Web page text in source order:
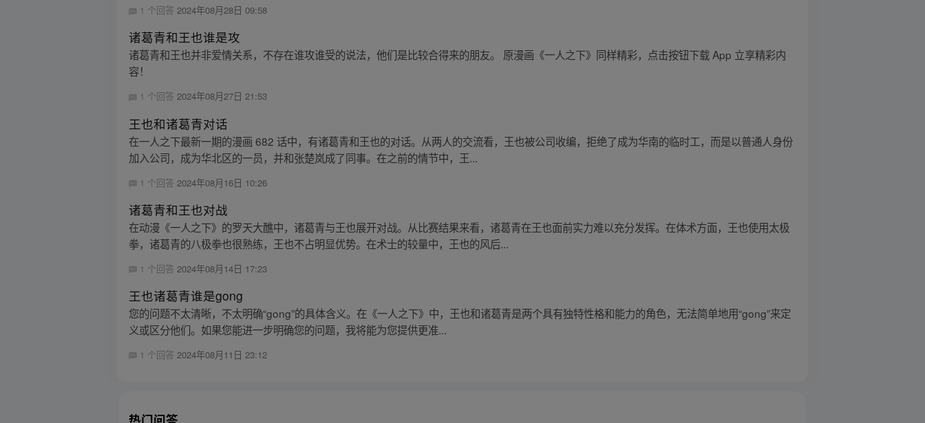
1 个回答2024年08月28日 09:58
诸葛青和王也谁是攻
诸葛青和王也并非爱情关系，不存在谁攻谁受的说法，他们是比较合得来的朋友。 原漫画《一人之下》同样精彩，点击按钮下载 App 立享精彩内
容！
1 个回答2024年08月27日 21:53
王也和诸葛青对话
在一人之下最新一期的漫画 682 话中，有诸葛青和王也的对话。从两人的交流看，王也被公司收编，拒绝了成为华南的临时工，而是以普通人身份
加入公司，成为华北区的一员，并和张楚岚成了同事。在之前的情节中，王...
1 个回答 2024年08月16日 10:26
诸葛青和王也对战
在动漫《一人之下》的罗天大醮中，诸葛青与王也展开对战。从比赛结果来看，诸葛青在王也面前实力难以充分发挥。在体术方面，王也使用太极
拳，诸葛青的八极拳也很熟练，王也不占明显优势。在术士的较量中，王也的风后...
1 个回答 2024年08月14日 17:23
王也诸葛青谁是gong
您的问题不太清晰，不太明确“gong”的具体含义。在《一人之下》中，王也和诸葛青是两个具有独特性格和能力的角色，无法简单地用“gong”来定
义或区分他们。如果您能进一步明确您的问题，我将能为您提供更准...
1 个回答2024年08月11日 23:12
热门问答